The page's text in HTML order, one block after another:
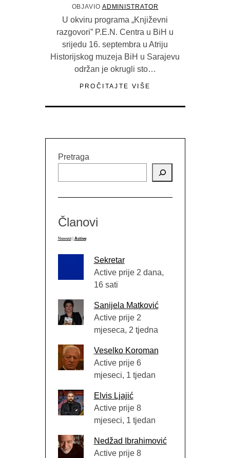
OBJAVIO ADMINISTRATOR
U okviru programa „Književni
razgovori” P.E.N. Centra u BiH u
srijedu 16. septembra u Atriju
Historijskog muzeja BiH u Sarajevu
održan je okrugli sto…
PROČITAJTE VIŠE
Pretraga
Članovi
Newest Active
Sekretar
Active prije 2 dana,
16 sati
Sanijela Matković
Active prije 2
mjeseca, 2 tjedna
Veselko Koroman
Active prije 6
mjeseci, 1 tjedan
Elvis Ljajić
Active prije 8
mjeseci, 1 tjedan
Nedžad Ibrahimović
Active prije 8